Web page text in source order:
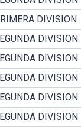
DIVISION
DIVISION
DIVISION
DIVISION
DIVISION
DIVISION